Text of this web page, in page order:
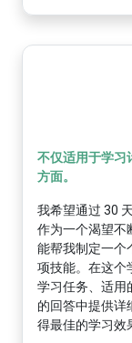
不仅适用于学习
方面。
我希望通过 30
作为一个渴望不
能帮我制定一个
项技能。在这个
学习任务、适用
的回答中提供详
得最佳的学习效